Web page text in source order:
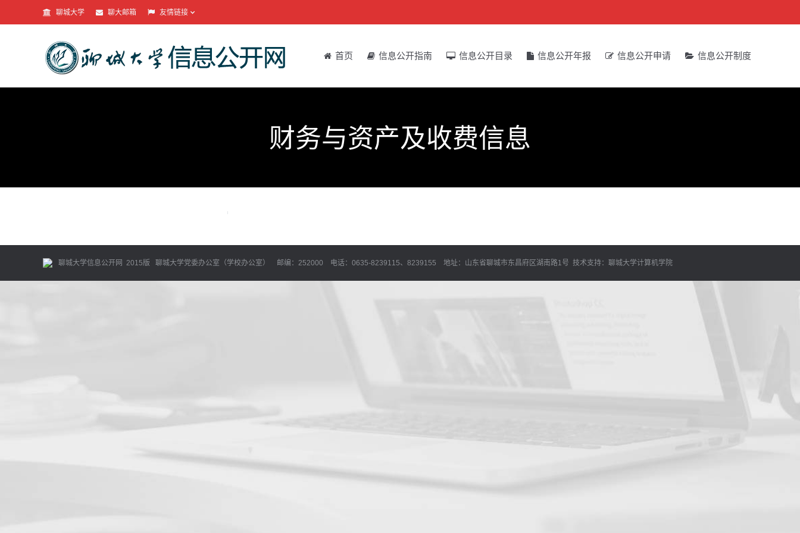
聊城大学 聊大邮箱 友情链接
首页 信息公开指南 信息公开目录 信息公开年报 信息公开申请 信息公开制度
财务与资产及收费信息
聊城大学信息公开网 2015版 聊城大学党委办公室（学校办公室） 邮编：252000 电话：0635-8239115、8239155 地址：山东省聊城市东昌府区湖南路1号 技术支持：聊城大学计算机学院